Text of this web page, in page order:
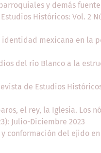
y demás
Históricos: Vol. 2
mexicana en la
del río Blanco a la
de Estudios
el rey, la Iglesia. Los
Julio-Diciembre 2023
conformación del ejido en